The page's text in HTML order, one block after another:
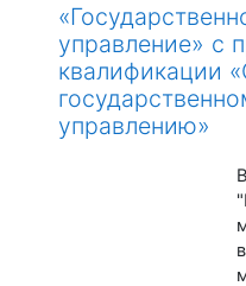
управление» с
квалификации
управлению»